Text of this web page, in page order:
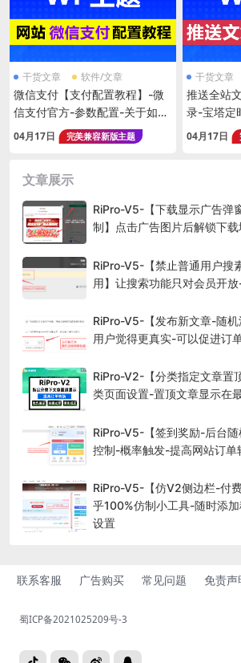
干货文章
软件/文章
微信支付【支付配置教程】-微
信支付官方-参数配置-关于如何
申请？如何配置？详细步骤教程
04月17日 完美兼容新版主题
干货文章
推送全站
录-宝塔定
率高-亲测
04月17日
文章展示
RiPro-V5-【下载显示广告弹
制】点击广告图片后解锁下
RiPro-V5-【禁止普通用户搜
用】让搜索功能只对会员开
RiPro-V5-【发布新文章-随
用户觉得更真实-可以促进订
RiPro-V2-【分类指定文章置
类页面设置-置顶文章显示在
RiPro-V5-【签到奖励-后台
控制-概率触发-提高网站订单
RiPro-V5-【仿V2侧边栏-付
乎100%仿制小工具-随时添
设置
联系客服 广告购买 常见问题 免责声
蜀ICP备2021025209号-3